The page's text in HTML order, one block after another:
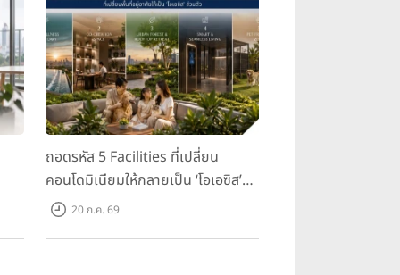
ถอดรหัส 5 Facilities ที่เปลี่ยน
คอนโดมิเนียมให้กลายเป็น ‘โอเอซิส’
ส่วนตัวกลางเมือง
20 ก.ค. 69